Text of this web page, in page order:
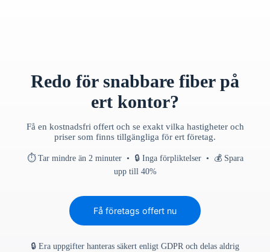
Redo för snabbare fiber på
ert kontor?
Få en kostnadsfri offert och se exakt vilka hastigheter och
priser som finns tillgängliga för ert företag.
⏱ Tar mindre än 2 minuter • 🔒 Inga förpliktelser • 💰 Spara
upp till 40%
Få företags offert nu
🔒 Era uppgifter hanteras säkert enligt GDPR och delas aldrig